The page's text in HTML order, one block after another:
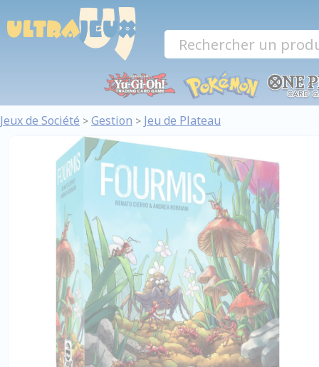
Jeux de Société > Gestion > Jeu de Plateau
Panneau de gestion des cookies